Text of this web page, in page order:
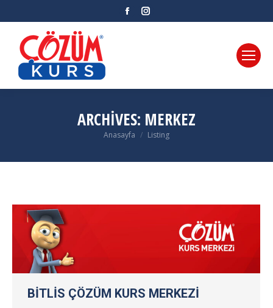
Facebook
ARCHIVES: MERKEZ
You are here:
Anasayfa Listing
BITLIS ÇÖZÜM KURS MERKEZI